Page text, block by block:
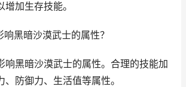
加生存技能。
黑暗沙漠武士的属性？
响黑暗沙漠武士的属性。合理的技能加
、防御力、生活值等属性。